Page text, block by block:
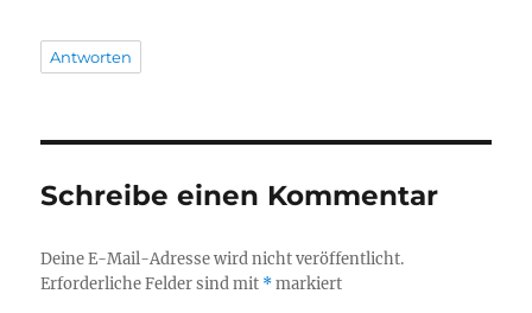
Antworten
Schreibe einen Kommentar
Deine E-Mail-Adresse wird nicht veröffentlicht.
Erforderliche Felder sind mit *markiert